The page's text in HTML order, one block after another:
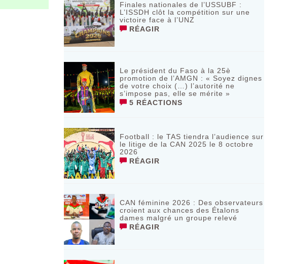
Finales nationales de l’USSUBF :
L’ISSDH clôt la compétition sur une
victoire face à l’UNZ
RÉAGIR
Le président du Faso à la 25è
promotion de l’AMGN : « Soyez dignes
de votre choix (…) l’autorité ne
s’impose pas, elle se mérite »
5 RÉACTIONS
Football : le TAS tiendra l’audience sur
le litige de la CAN 2025 le 8 octobre
2026
RÉAGIR
CAN féminine 2026 : Des observateurs
croient aux chances des Étalons
dames malgré un groupe relevé
RÉAGIR